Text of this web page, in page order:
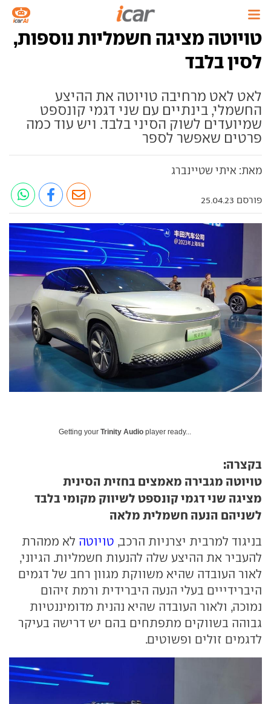
טויוטה מציגה חשמליות נוספות,
לסין בלבד
לאט לאט מרחיבה טויוטה את ההיצע
החשמלי, בינתיים עם שני דגמי קונספט
שמיועדים לשוק הסיני בלבד. ויש עוד כמה
פרטים שאפשר לספר
מאת: איתי שטיינברג
פורסם 25.04.23
Getting your Trinity Audio player ready...
בקצרה:
טויוטה מגבירה מאמצים בחזית הסינית
מציגה שני דגמי קונספט לשיווק מקומי בלבד
לשניהם הנעה חשמלית מלאה
בניגוד למרבית יצרניות הרכב, טויוטה לא ממהרת
להעביר את ההיצע שלה להנעות חשמליות. הגיוני,
לאור העובדה שהיא משווקת מגוון רחב של דגמים
היברידייים בעלי הנעה היברידית ורמת זיהום
נמוכה, ולאור העובדה שהיא נהנית מדומיננטיות
גבוהה בשווקים מתפתחים בהם יש דרישה בעיקר
לדגמים זולים ופשוטים.